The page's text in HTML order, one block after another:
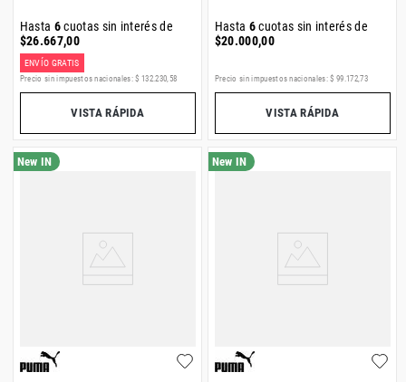
Hasta 6cuotas sin interés de
$26.667,00
ENVÍO GRATIS
Precio sin impuestos nacionales: $ 132.230,58
VISTA RÁPIDA
Hasta 6cuotas sin interés de
$20.000,00
Precio sin impuestos nacionales: $ 99.172,73
VISTA RÁPIDA